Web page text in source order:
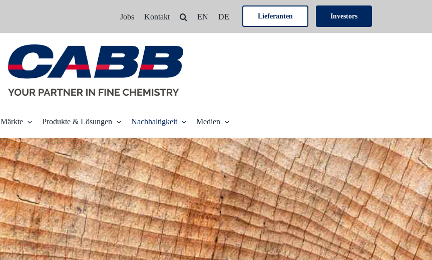
Jobs Kontakt EN DE Lieferanten Investors
Märkte Produkte & Lösungen Nachhaltigkeit Medien